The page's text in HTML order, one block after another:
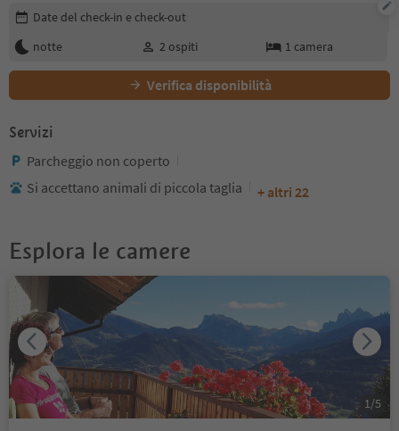
Modifica i dettagli della prenotazione
Date del check-in e check-out
notte
2 ospiti 1 camera
Verifica disponibilità
Servizi
Parcheggio non coperto
Si accettano animali di piccola taglia
+ altri 22
Esplora le camere
1 /5